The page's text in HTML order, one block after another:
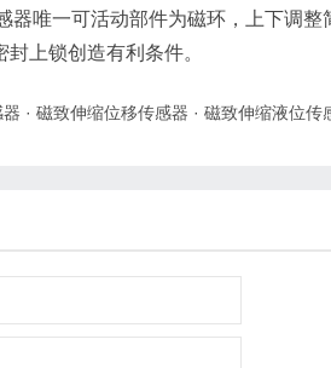
唯一可活动部件为磁环，上下调整
上锁创造有利条件。
· 磁致伸缩位移传感器 · 磁致伸缩液位传